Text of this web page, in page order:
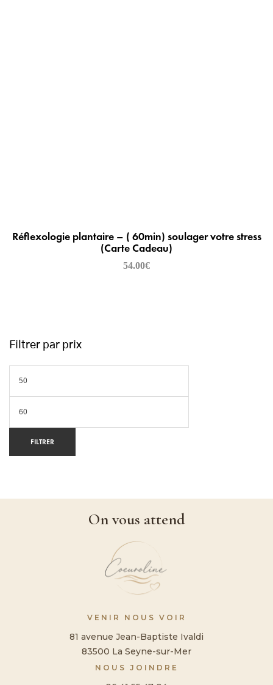
Réflexologie plantaire – ( 60min) soulager votre stress
(Carte Cadeau)
54.00€
Filtrer par prix
FILTRER
On vous attend
VENIR NOUS VOIR
81 avenue Jean-Baptiste Ivaldi
83500 La Seyne-sur-Mer
NOUS JOINDRE